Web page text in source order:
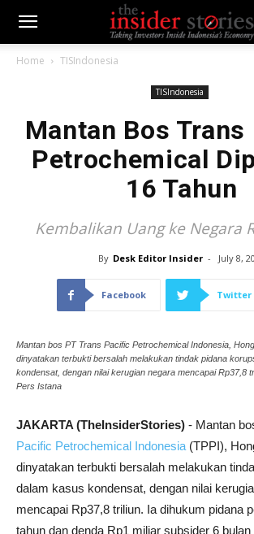
Home TISIndonesia
TISIndonesia
Mantan Bos
Petrochemical
16 Tahun
Kembalikan Uang ke Negara
By Desk Editor Insider - July 8,
Facebook Twitter
Mantan bos PT Trans Pacific Petrochemical Indonesia,
dinyatakan terbukti bersalah melakukan tindak pidana
kondensat, dengan nilai kerugian negara mencapai Rp37,8
Pers Istana
JAKARTA (TheInsiderStories) - Mantan
Pacific Petrochemical Indonesia (TPPI),
dinyatakan terbukti bersalah melakukan
dalam kasus kondensat, dengan nilai
mencapai Rp37,8 triliun. Ia dihukum pidana
tahun dan denda Rp1 miliar subsider 6 bulan